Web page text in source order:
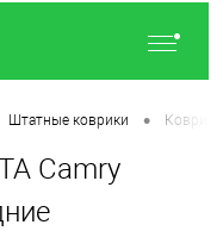
Штатные коврики •
Camry